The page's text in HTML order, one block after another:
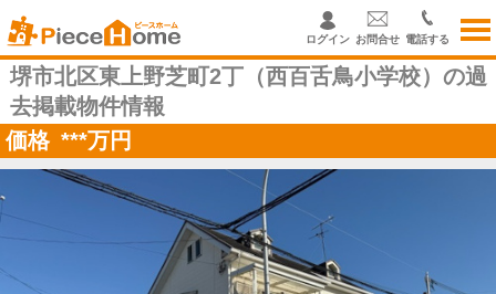
ログイン お問合せ 電話する
堺市北区東上野芝町2丁（西百舌鳥小学校）の過
去掲載物件情報
価格 ***万円